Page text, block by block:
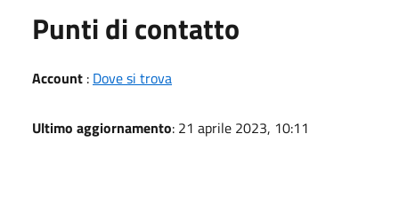
Punti di contatto
Account : Dove si trova
Ultimo aggiornamento: 21 aprile 2023, 10:11